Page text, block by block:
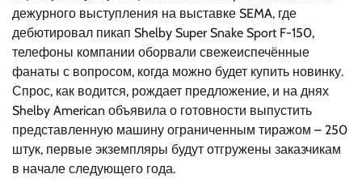
дежурного выступления на выставке SEMA, где
дебютировал пикап Shelby Super Snake Sport F-150,
телефоны компании оборвали свежеиспечённые
фанаты с вопросом, когда можно будет купить новинку.
Спрос, как водится, рождает предложение, и на днях
Shelby American объявила о готовности выпустить
представленную машину ограниченным тиражом – 250
штук, первые экземпляры будут отгружены заказчикам
в начале следующего года.